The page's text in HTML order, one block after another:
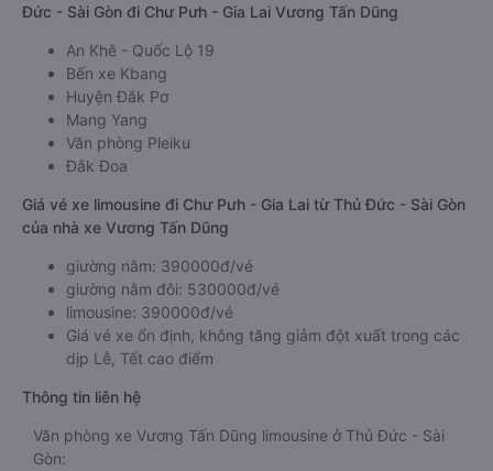
Đức - Sài Gòn đi Chư Pưh - Gia Lai Vương Tấn Dũng
An Khê - Quốc Lộ 19
Bến xe Kbang
Huyện Đắk Pơ
Mang Yang
Văn phòng Pleiku
Đắk Đoa
Giá vé xe limousine đi Chư Pưh - Gia Lai từ Thủ Đức - Sài Gòn
của nhà xe Vương Tấn Dũng
giường nằm: 390000đ/vé
giường nằm đôi: 530000đ/vé
limousine: 390000đ/vé
Giá vé xe ổn định, không tăng giảm đột xuất trong các
dịp Lễ, Tết cao điểm
Thông tin liên hệ
Văn phòng xe Vương Tấn Dũng limousine ở Thủ Đức - Sài
Gòn: